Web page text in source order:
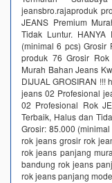
jeansbro.rajaproduk
JEANS Premium
Tidak Luntur. HANYA
(minimal 6 pcs) Grosir
produk 76 Grosir
Murah Bahan Jeans
DIJUAL GROSIRAN !!!
jeans 02 Profesional
02 Profesional Rok
Terbaik, Halus dan
Grosir: 85.000
rok jeans grosir rok
rok jeans panjang
bandung rok jeans
rok jeans panjang